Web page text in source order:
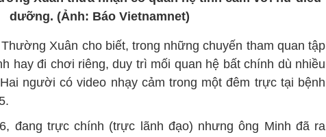
dưỡng. (Ảnh: Báo Vietnamnet)
Xuân cho biết, trong những chuyến tham quan tập
hay đi chơi riêng, duy trì mối quan hệ bất chính dù nhiều
người có video nhạy cảm trong một đêm trực tại bệnh
đang trực chính (trực lãnh đạo) nhưng ông Minh đã ra